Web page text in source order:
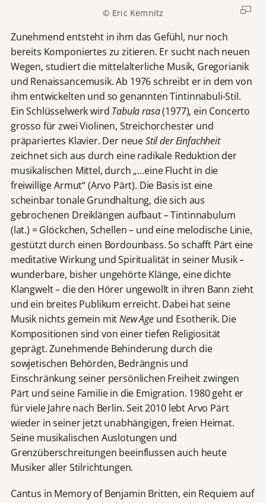
© Eric Kemnitz
Zunehmend entsteht in ihm das Gefühl, nur noch
bereits Komponiertes zu zitieren. Er sucht nach neuen
Wegen, studiert die mittelalterliche Musik, Gregorianik
und Renaissancemusik. Ab 1976 schreibt er in dem von
ihm entwickelten und so genannten Tintinnabuli-Stil.
Ein Schlüsselwerk wird Tabula rasa(1977), ein Concerto
grosso für zwei Violinen, Streichorchester und
präpariertes Klavier. Der neueStil der Einfachheit
zeichnet sich aus durch eine radikale Reduktion der
musikalischen Mittel, durch „…eine Flucht in die
freiwillige Armut“ (Arvo Pärt). Die Basis ist eine
scheinbar tonale Grundhaltung, die sich aus
gebrochenen Dreiklängen aufbaut – Tintinnabulum
(lat.) = Glöckchen, Schellen – und eine melodische Linie,
gestützt durch einen Bordounbass. So schafft Pärt eine
meditative Wirkung und Spiritualität in seiner Musik –
wunderbare, bisher ungehörte Klänge, eine dichte
Klangwelt – die den Hörer ungewollt in ihren Bann zieht
und ein breites Publikum erreicht. Dabei hat seine
Musik nichts gemein mitNew Ageund Esotherik. Die
Kompositionen sind von einer tiefen Religiosität
geprägt. Zunehmende Behinderung durch die
sowjetischen Behörden, Bedrängnis und
Einschränkung seiner persönlichen Freiheit zwingen
Pärt und seine Familie in die Emigration. 1980 geht er
für viele Jahre nach Berlin. Seit 2010 lebt Arvo Pärt
wieder in seiner jetzt unabhängigen, freien Heimat.
Seine musikalischen Auslotungen und
Grenzüberschreitungen beeinflussen auch heute
Musiker aller Stilrichtungen.
Cantus in Memory of Benjamin Britten, ein Requiem auf